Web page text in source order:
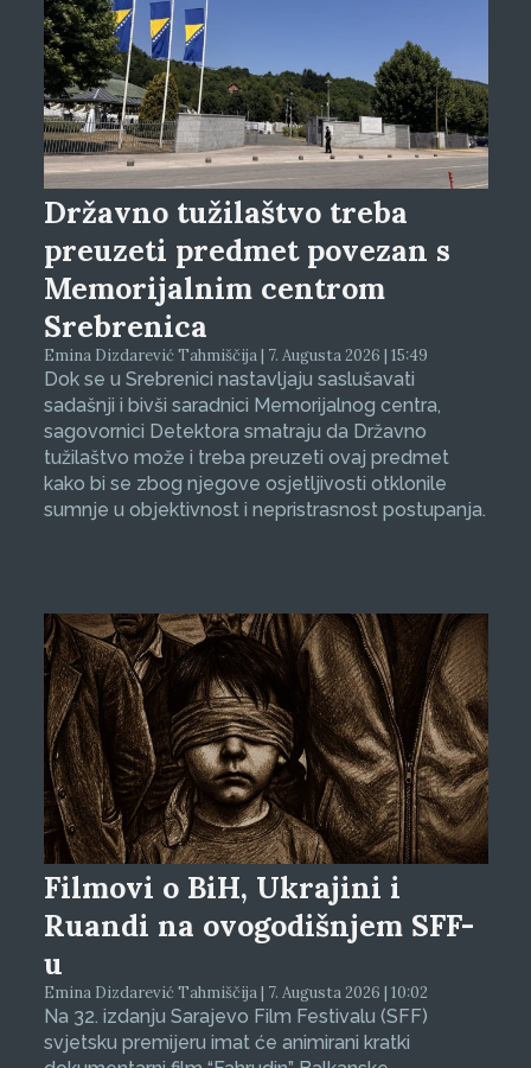
Državno tužilaštvo treba
preuzeti predmet povezan s
Memorijalnim centrom
Srebrenica
Emina Dizdarević Tahmiščija | 7. Augusta 2026 | 15:49
Dok se u Srebrenici nastavljaju saslušavati
sadašnji i bivši saradnici Memorijalnog centra,
sagovornici Detektora smatraju da Državno
tužilaštvo može i treba preuzeti ovaj predmet
kako bi se zbog njegove osjetljivosti otklonile
sumnje u objektivnost i nepristrasnost postupanja.
Filmovi o BiH, Ukrajini i
Ruandi na ovogodišnjem SFF-
u
Emina Dizdarević Tahmiščija | 7. Augusta 2026 | 10:02
Na 32. izdanju Sarajevo Film Festivalu (SFF)
svjetsku premijeru imat će animirani kratki